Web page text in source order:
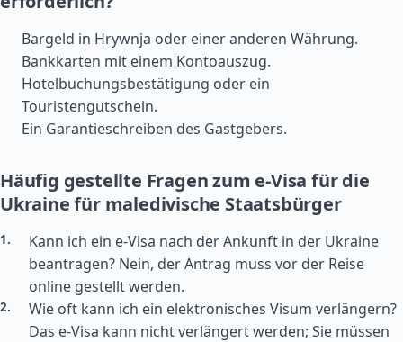
Bargeld in Hrywnja oder einer anderen Währung.
Bankkarten mit einem Kontoauszug.
Hotelbuchungsbestätigung oder ein
Touristengutschein.
Ein Garantieschreiben des Gastgebers.
Häufig gestellte Fragen zum e-Visa für die
Ukraine für maledivische Staatsbürger
Kann ich ein e-Visa nach der Ankunft in der Ukraine
beantragen? Nein, der Antrag muss vor der Reise
online gestellt werden.
Wie oft kann ich ein elektronisches Visum verlängern?
Das e-Visa kann nicht verlängert werden; Sie müssen